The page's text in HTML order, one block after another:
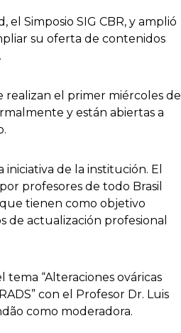
Simposio SIG CBR, y amplió
su oferta de contenidos
realizan el primer miércoles de
y están abiertas a
de la institución. El
profesores de todo Brasil
tienen como objetivo
de actualización profesional
tema “Alteraciones ováricas
con el Profesor Dr. Luis
como moderadora.